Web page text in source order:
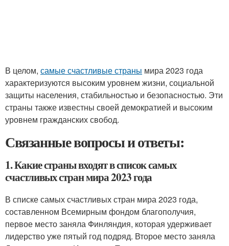
В целом, самые счастливые страны мира 2023 года
характеризуются высоким уровнем жизни, социальной
защиты населения, стабильностью и безопасностью. Эти
страны также известны своей демократией и высоким
уровнем гражданских свобод.
Связанные вопросы и ответы:
1. Какие страны входят в список самых
счастливых стран мира 2023 года
В списке самых счастливых стран мира 2023 года,
составленном Всемирным фондом благополучия,
первое место заняла Финляндия, которая удерживает
лидерство уже пятый год подряд. Второе место заняла